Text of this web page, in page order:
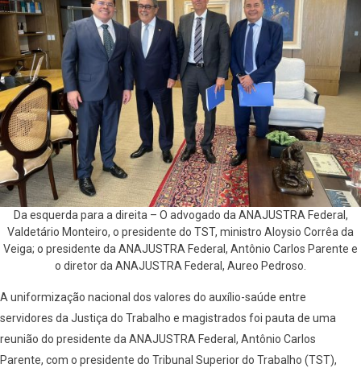
Da esquerda para a direita – O advogado da ANAJUSTRA Federal,
Valdetário Monteiro, o presidente do TST, ministro Aloysio Corrêa da
Veiga; o presidente da ANAJUSTRA Federal, Antônio Carlos Parente e
o diretor da ANAJUSTRA Federal, Aureo Pedroso.
A uniformização nacional dos valores do auxílio-saúde entre
servidores da Justiça do Trabalho e magistrados foi pauta de uma
reunião do presidente da ANAJUSTRA Federal, Antônio Carlos
Parente, com o presidente do Tribunal Superior do Trabalho (TST),